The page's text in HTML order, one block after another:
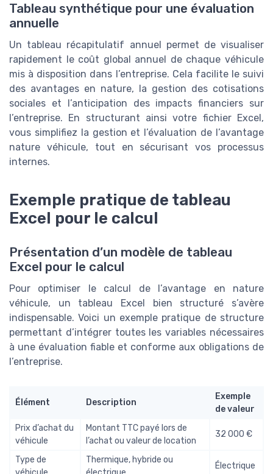
Tableau synthétique pour une évaluation
annuelle
Un tableau récapitulatif annuel permet de visualiser
rapidement le coût global annuel de chaque véhicule
mis à disposition dans l’entreprise. Cela facilite le suivi
des avantages en nature, la gestion des cotisations
sociales et l’anticipation des impacts financiers sur
l’entreprise. En structurant ainsi votre fichier Excel,
vous simplifiez la gestion et l’évaluation de l’avantage
nature véhicule, tout en sécurisant vos processus
internes.
Exemple pratique de tableau
Excel pour le calcul
Présentation d’un modèle de tableau
Excel pour le calcul
Pour optimiser le calcul de l’avantage en nature
véhicule, un tableau Excel bien structuré s’avère
indispensable. Voici un exemple pratique de structure
permettant d’intégrer toutes les variables nécessaires
à une évaluation fiable et conforme aux obligations de
l’entreprise.
Élément Description
Exemple
de valeur
Prix d’achat du
véhicule
Montant TTC payé lors de
l’achat ou valeur de location
32 000 €
Type de
Thermique, hybride ou
Électrique